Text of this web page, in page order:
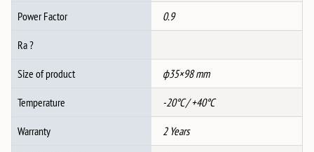
Power Factor 0.9
Ra ?
Size of product ф35×98 mm
Temperature -20°C / +40°C
Warranty 2 Years